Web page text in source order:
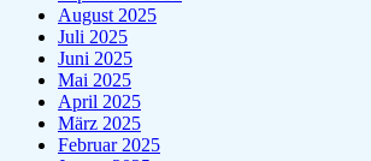
August 2025
Juli 2025
Juni 2025
Mai 2025
April 2025
März 2025
Februar 2025